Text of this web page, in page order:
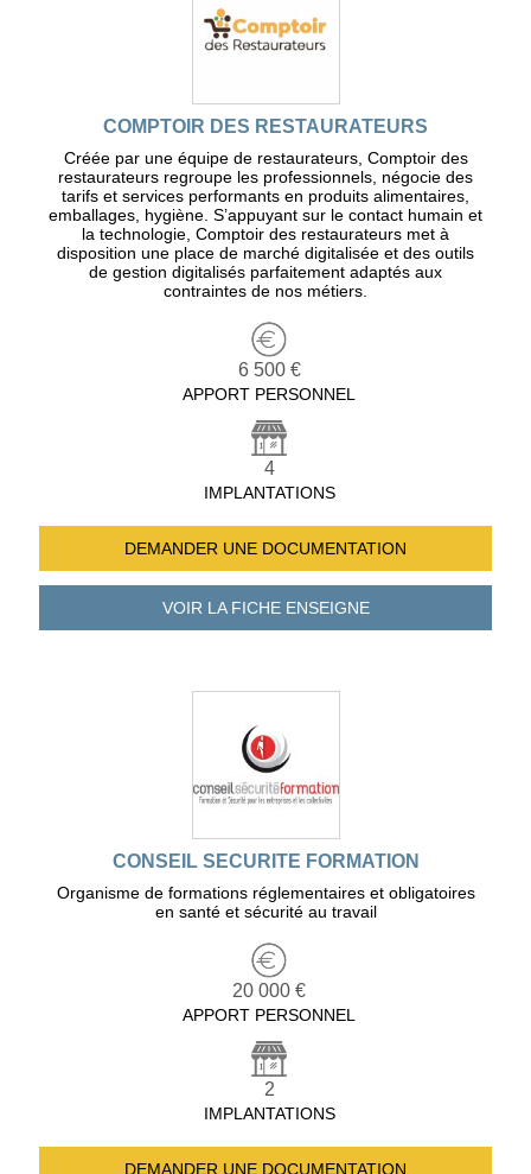
COMPTOIR DES RESTAURATEURS
Créée par une équipe de restaurateurs, Comptoir des
restaurateurs regroupe les professionnels, négocie des
tarifs et services performants en produits alimentaires,
emballages, hygiène. S’appuyant sur le contact humain et
la technologie, Comptoir des restaurateurs met à
disposition une place de marché digitalisée et des outils
de gestion digitalisés parfaitement adaptés aux
contraintes de nos métiers.
6 500 €
APPORT PERSONNEL
4
IMPLANTATIONS
DEMANDER UNE DOCUMENTATION
VOIR LA FICHEENSEIGNE
CONSEIL SECURITE FORMATION
Organisme de formations réglementaires et obligatoires
en santé et sécurité au travail
20 000 €
APPORT PERSONNEL
2
IMPLANTATIONS
DEMANDER UNE DOCUMENTATION